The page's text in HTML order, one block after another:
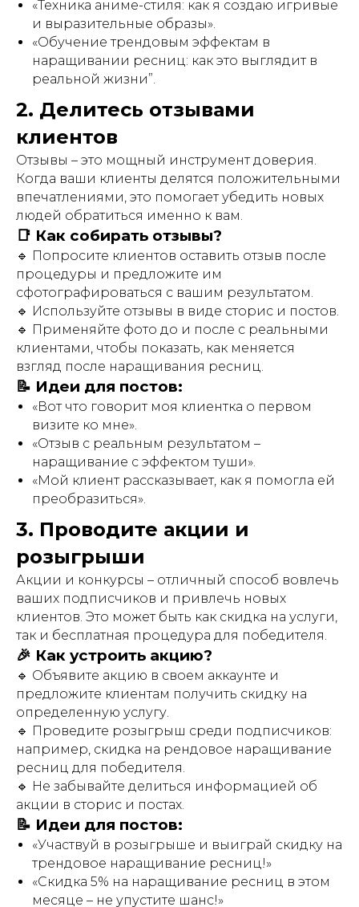
«Техника аниме-стиля: как я создаю игривые
и выразительные образы».
«Обучение трендовым эффектам в
наращивании ресниц: как это выглядит в
реальной жизни”.
2. Делитесь отзывами
клиентов
Отзывы – это мощный инструмент доверия.
Когда ваши клиенты делятся положительными
впечатлениями, это помогает убедить новых
людей обратиться именно к вам.
📑 Как собирать отзывы?
🔹 Попросите клиентов оставить отзыв после
процедуры и предложите им
сфотографироваться с вашим результатом.
🔹 Используйте отзывы в виде сторис и постов.
🔹 Применяйте фото до и после с реальными
клиентами, чтобы показать, как меняется
взгляд после наращивания ресниц.
📝 Идеи для постов:
«Вот что говорит моя клиентка о первом
визите ко мне».
«Отзыв с реальным результатом –
наращивание с эффектом туши».
«Мой клиент рассказывает, как я помогла ей
преобразиться».
3. Проводите акции и
розыгрыши
Акции и конкурсы – отличный способ вовлечь
ваших подписчиков и привлечь новых
клиентов. Это может быть как скидка на услуги,
так и бесплатная процедура для победителя.
🎉 Как устроить акцию?
🔹 Объявите акцию в своем аккаунте и
предложите клиентам получить скидку на
определенную услугу.
🔹 Проведите розыгрыш среди подписчиков:
например, скидка на рендовое наращивание
ресниц для победителя.
🔹 Не забывайте делиться информацией об
акции в сторис и постах.
📝 Идеи для постов:
«Участвуй в розыгрыше и выиграй скидку на
трендовое наращивание ресниц!»
«Скидка 5% на наращивание ресниц в этом
месяце – не упустите шанс!»